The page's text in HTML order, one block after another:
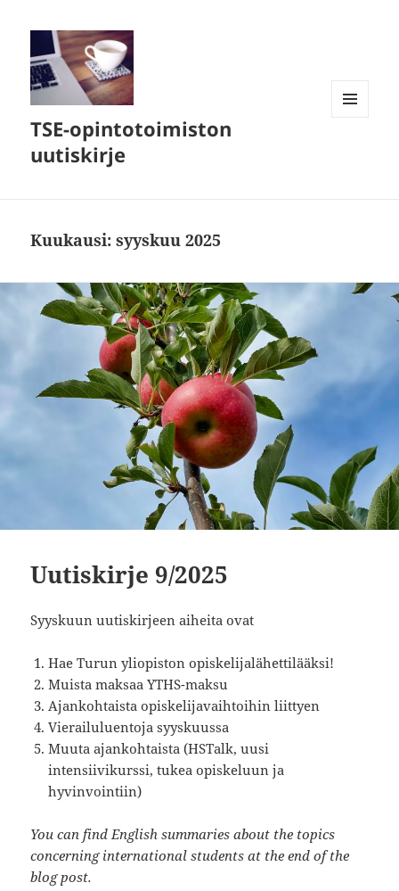
TSE-opintotoimiston
uutiskirje
Kuukausi:syyskuu 2025
Uutiskirje 9/2025
Syyskuun uutiskirjeen aiheita ovat
Hae Turun yliopiston opiskelijalähettilääksi!
Muista maksaa YTHS-maksu
Ajankohtaista opiskelijavaihtoihin liittyen
Vierailuluentoja syyskuussa
Muuta ajankohtaista (HSTalk, uusi
intensiivikurssi, tukea opiskeluun ja
hyvinvointiin)
You can find English summaries about the topics
concerning international students at the end of the
blog post.